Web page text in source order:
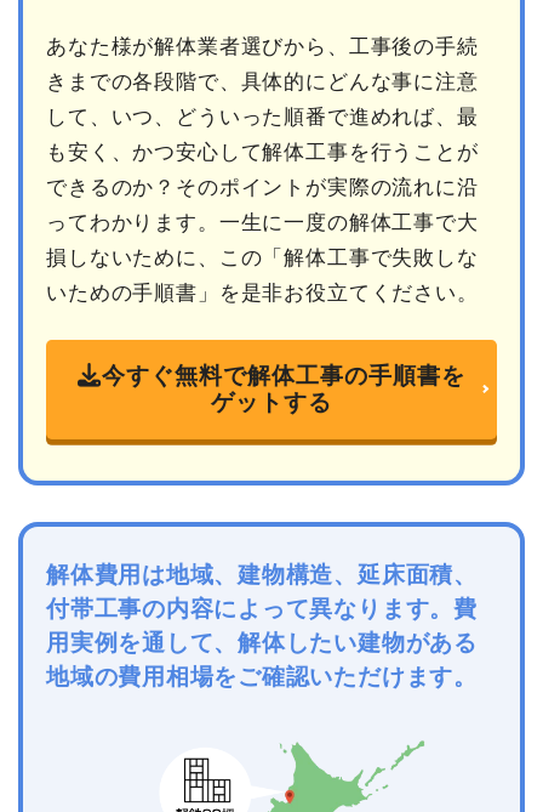
あなた様が解体業者選びから、工事後の手続
きまでの各段階で、具体的にどんな事に注意
して、いつ、どういった順番で進めれば、最
も安く、かつ安心して解体工事を行うことが
できるのか？そのポイントが実際の流れに沿
ってわかります。一生に一度の解体工事で大
損しないために、この「解体工事で失敗しな
いための手順書」を是非お役立てください。
今すぐ無料で解体工事の手順書を
ゲットする
解体費用は地域、建物構造、延床面積、
付帯工事の内容によって異なります。費
用実例を通して、解体したい建物がある
地域の費用相場をご確認いただけます。